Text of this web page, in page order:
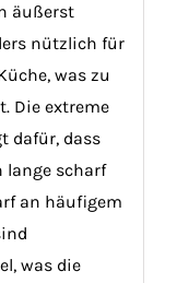
äußerst
nützlich für
was zu
Die extreme
dafür, dass
scharf
an häufigem
was die